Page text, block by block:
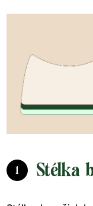
1 Stélka